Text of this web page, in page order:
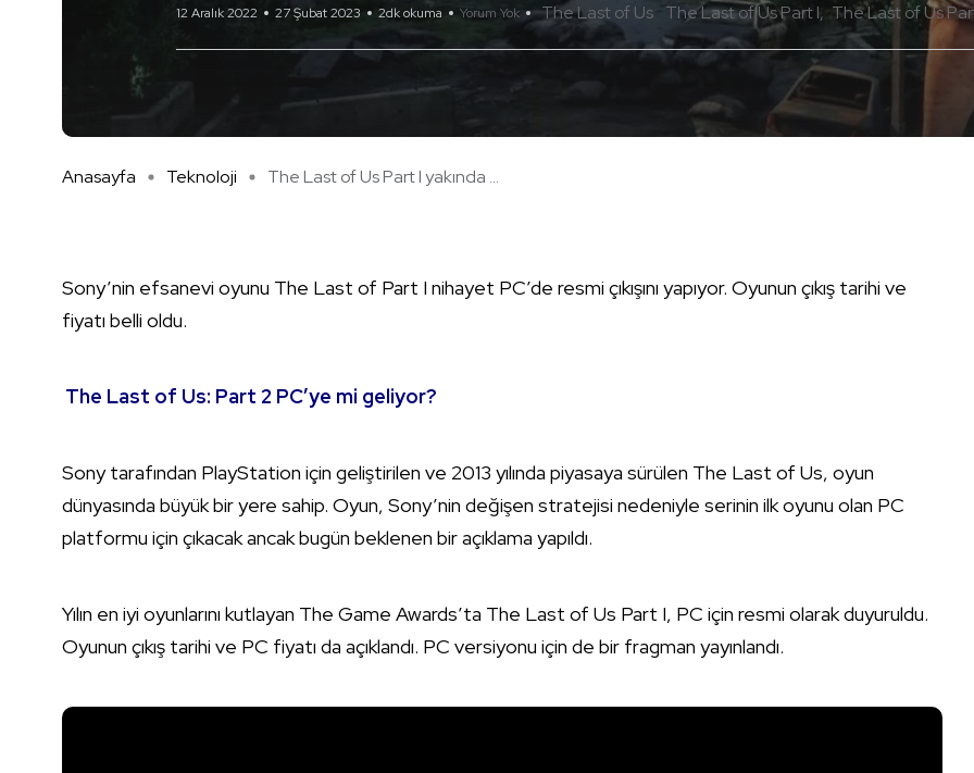
12 Aralık 2022 27 Şubat 2023 2dk okuma Yorum Yok The Last of Us The Last of Us Part I The Last of Us
Anasayfa Teknoloji The Last of Us Part I yakında ...
Sony’nin efsanevi oyunu The Last of Part I nihayet PC’de resmi çıkışını yapıyor. Oyunun çıkış tarihi ve
fiyatı belli oldu.
The Last of Us: Part 2 PC’ye mi geliyor?
Sony tarafından PlayStation için geliştirilen ve 2013 yılında piyasaya sürülen The Last of Us, oyun
dünyasında büyük bir yere sahip. Oyun, Sony’nin değişen stratejisi nedeniyle serinin ilk oyunu olan PC
platformu için çıkacak ancak bugün beklenen bir açıklama yapıldı.
Yılın en iyi oyunlarını kutlayan The Game Awards’ta The Last of Us Part I, PC için resmi olarak duyuruldu.
Oyunun çıkış tarihi ve PC fiyatı da açıklandı. PC versiyonu için de bir fragman yayınlandı.